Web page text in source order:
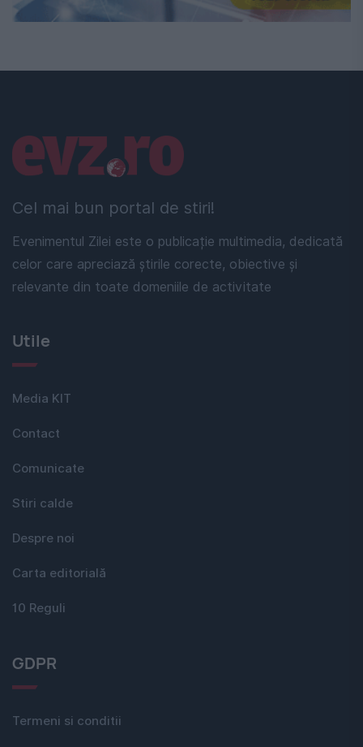
Cel mai bun portal de stiri!
Evenimentul Zilei este o publicație multimedia, dedicată
celor care apreciază știrile corecte, obiective și
relevante din toate domeniile de activitate
Linkuri utile
Utile
Media KIT
Contact
Comunicate
Stiri calde
Despre noi
Carta editorială
10 Reguli
GDPR
Termeni si conditii